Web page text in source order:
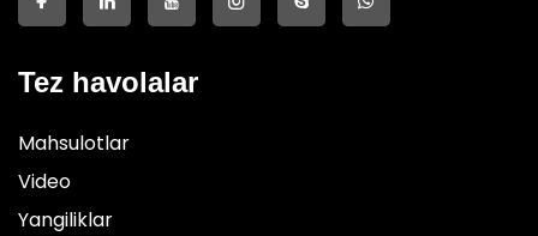
Tez havolalar
Mahsulotlar
Video
Yangiliklar